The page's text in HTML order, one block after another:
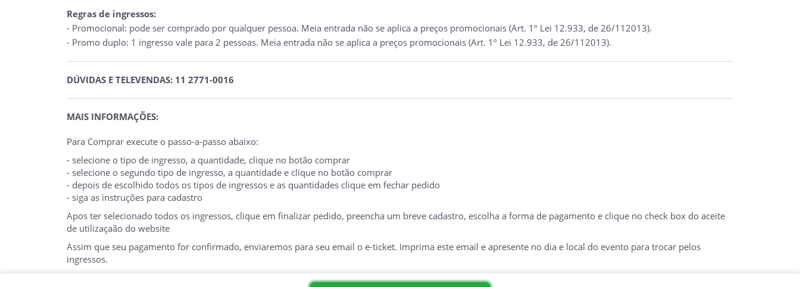
Regras de ingressos:
- Promocional: pode ser comprado por qualquer pessoa. Meia entrada não se aplica a preços promocionais (Art. 1º Lei 12.933, de 26/112013).
- Promo duplo: 1 ingresso vale para 2 pessoas. Meia entrada não se aplica a preços promocionais (Art. 1º Lei 12.933, de 26/112013).
DÚVIDAS E TELEVENDAS: 11 2771-0016
MAIS INFORMAÇÕES:
Para Comprar execute o passo-a-passo abaixo:
- selecione o tipo de ingresso, a quantidade, clique no botão comprar
- selecione o segundo tipo de ingresso, a quantidade e clique no botão comprar
- depois de escolhido todos os tipos de ingressos e as quantidades clique em fechar pedido
- siga as instruções para cadastro
Apos ter selecionado todos os ingressos, clique em finalizar pedido, preencha um breve cadastro, escolha a forma de pagamento e clique no check box do aceite
de utilizaçaão do website
Assim que seu pagamento for confirmado, enviaremos para seu email o e-ticket. Imprima este email e apresente no dia e local do evento para trocar pelos
ingressos.
O E-TICKET DEVE SER APRESENTADO NA BILHETERIA NO DIA DO EVENTO. É INDISPENSÁVEL A APRESENTAÇÃO DO E-TICKET IMPRESSO COM DOCUMENTO COM